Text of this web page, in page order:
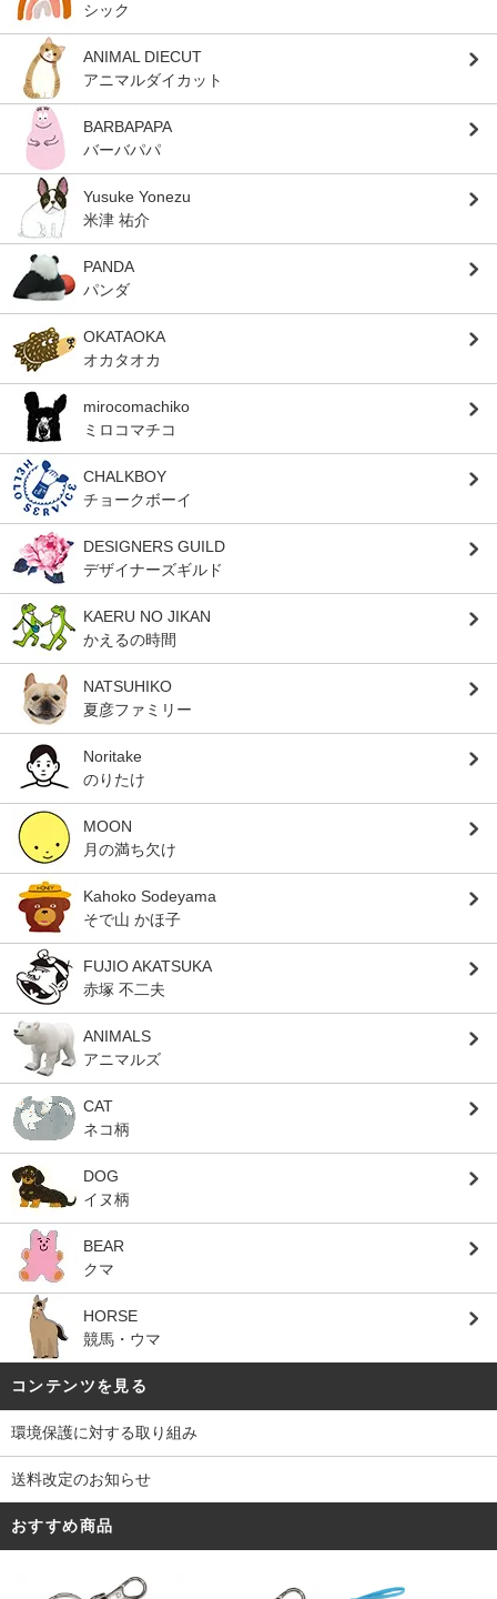
シック
ANIMAL DIECUT
アニマルダイカット
BARBAPAPA
バーバパパ
Yusuke Yonezu
米津 祐介
PANDA
パンダ
OKATAOKA
オカタオカ
mirocomachiko
ミロコマチコ
CHALKBOY
チョークボーイ
DESIGNERS GUILD
デザイナーズギルド
KAERU NO JIKAN
かえるの時間
NATSUHIKO
夏彦ファミリー
Noritake
のりたけ
MOON
月の満ち欠け
Kahoko Sodeyama
そで山 かほ子
FUJIO AKATSUKA
赤塚 不二夫
ANIMALS
アニマルズ
CAT
ネコ柄
DOG
イヌ柄
BEAR
クマ
HORSE
競馬・ウマ
コンテンツを見る
環境保護に対する取り組み
送料改定のお知らせ
おすすめ商品